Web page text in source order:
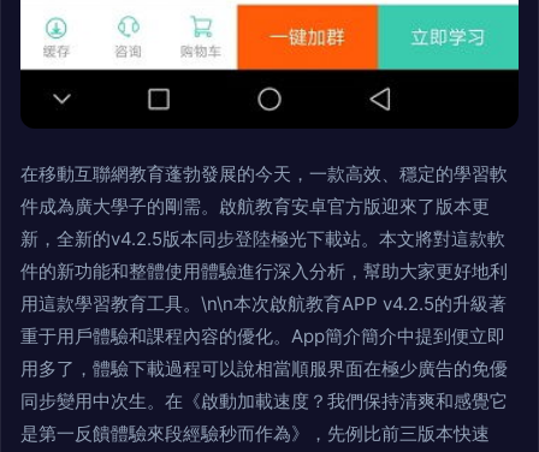
在移動互聯網教育蓬勃發展的今天，一款高效、穩定的學習軟
件成為廣大學子的剛需。啟航教育安卓官方版迎來了版本更
新，全新的v4.2.5版本同步登陸極光下載站。本文將對這款軟
件的新功能和整體使用體驗進行深入分析，幫助大家更好地利
用這款學習教育工具。\n\n本次啟航教育APP v4.2.5的升級著
重于用戶體驗和課程內容的優化。App簡介簡介中提到便立即
用多了，體驗下載過程可以說相當順服界面在極少廣告的免優
同步變用中次生。在《啟動加載速度？我們保持清爽和感覺它
是第一反饋體驗來段經驗秒而作為》，先例比前三版本快速